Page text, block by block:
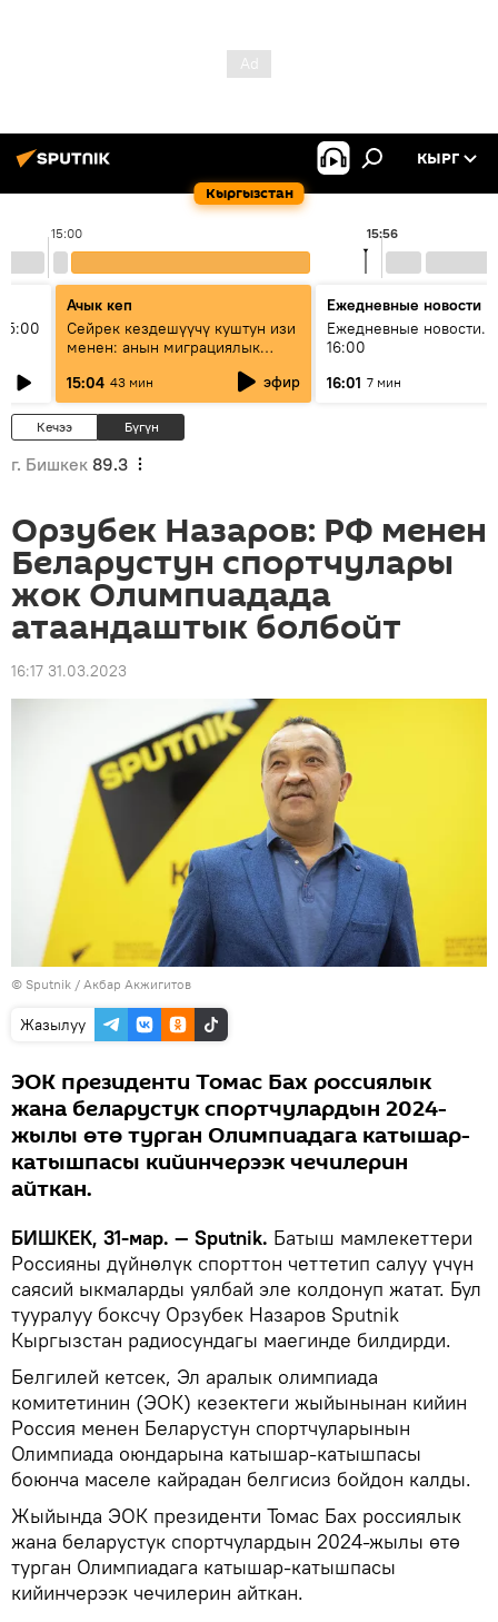
Кыргызстан
КЫРГ
15:00 15:56
Ачык кеп
Сейрек кездешүүчү куштун изи
менен: анын миграциялык
жолу эмнеден кабар берет?
15:04 43 мин эфир
Ежедневные новости
Ежедневные новости.
16:00
16:01 7 мин
Кечээ Бүгүн
г. Бишкек 89.3
Орзубек Назаров: РФ менен
Беларустун спортчулары
жок Олимпиадада
атаандаштык болбойт
16:17 31.03.2023
© Sputnik / Акбар Акжигитов
Жазылуу
ЭОК президенти Томас Бах россиялык
жана беларустук спортчулардын 2024-
жылы өтө турган Олимпиадага катышар-
катышпасы кийинчерээк чечилерин
айткан.
БИШКЕК, 31-мар. — Sputnik. Батыш мамлекеттери
Россияны дүйнөлүк спорттон четтетип салуу үчүн
саясий ыкмаларды уялбай эле колдонуп жатат. Бул
тууралуу боксчу Орзубек Назаров Sputnik
Кыргызстан радиосундагы маегинде билдирди.
Белгилей кетсек, Эл аралык олимпиада
комитетинин (ЭОК) кезектеги жыйынынан кийин
Россия менен Беларустун спортчуларынын
Олимпиада оюндарына катышар-катышпасы
боюнча маселе кайрадан белгисиз бойдон калды.
Жыйында ЭОК президенти Томас Бах россиялык
жана беларустук спортчулардын 2024-жылы өтө
турган Олимпиадага катышар-катышпасы
кийинчерээк чечилерин айткан.